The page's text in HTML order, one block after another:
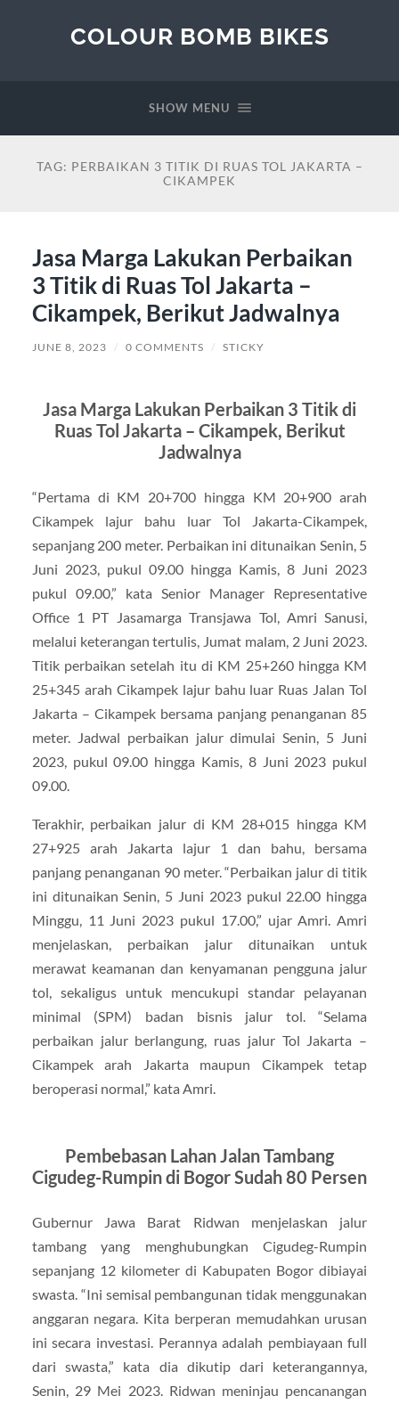
COLOUR BOMB BIKES
SHOW MENU
TAG: PERBAIKAN 3 TITIK DI RUAS TOL JAKARTA –
CIKAMPEK
Jasa Marga Lakukan Perbaikan
3 Titik di Ruas Tol Jakarta –
Cikampek, Berikut Jadwalnya
JUNE 8, 2023 / 0 COMMENTS / STICKY
Jasa Marga Lakukan Perbaikan 3 Titik di
Ruas Tol Jakarta – Cikampek, Berikut
Jadwalnya
“Pertama di KM 20+700 hingga KM 20+900 arah
Cikampek lajur bahu luar Tol Jakarta-Cikampek,
sepanjang 200 meter. Perbaikan ini ditunaikan Senin, 5
Juni 2023, pukul 09.00 hingga Kamis, 8 Juni 2023
pukul 09.00,” kata Senior Manager Representative
Office 1 PT Jasamarga Transjawa Tol, Amri Sanusi,
melalui keterangan tertulis, Jumat malam, 2 Juni 2023.
Titik perbaikan setelah itu di KM 25+260 hingga KM
25+345 arah Cikampek lajur bahu luar Ruas Jalan Tol
Jakarta – Cikampek bersama panjang penanganan 85
meter. Jadwal perbaikan jalur dimulai Senin, 5 Juni
2023, pukul 09.00 hingga Kamis, 8 Juni 2023 pukul
09.00.
Terakhir, perbaikan jalur di KM 28+015 hingga KM
27+925 arah Jakarta lajur 1 dan bahu, bersama
panjang penanganan 90 meter. “Perbaikan jalur di titik
ini ditunaikan Senin, 5 Juni 2023 pukul 22.00 hingga
Minggu, 11 Juni 2023 pukul 17.00,” ujar Amri. Amri
menjelaskan, perbaikan jalur ditunaikan untuk
merawat keamanan dan kenyamanan pengguna jalur
tol, sekaligus untuk mencukupi standar pelayanan
minimal (SPM) badan bisnis jalur tol. “Selama
perbaikan jalur berlangung, ruas jalur Tol Jakarta –
Cikampek arah Jakarta maupun Cikampek tetap
beroperasi normal,” kata Amri.
Pembebasan Lahan Jalan Tambang
Cigudeg-Rumpin di Bogor Sudah 80 Persen
Gubernur Jawa Barat Ridwan menjelaskan jalur
tambang yang menghubungkan Cigudeg-Rumpin
sepanjang 12 kilometer di Kabupaten Bogor dibiayai
swasta. “Ini semisal pembangunan tidak menggunakan
anggaran negara. Kita berperan memudahkan urusan
ini secara investasi. Perannya adalah pembiayaan full
dari swasta,” kata dia dikutip dari keterangannya,
Senin, 29 Mei 2023. Ridwan meninjau pencanangan